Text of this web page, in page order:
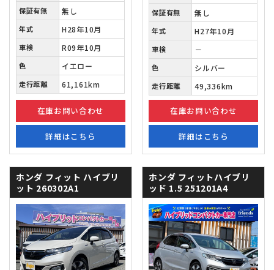
保証有無 無し
年式 H28年10月
車検 R09年10月
色 イエロー
走行距離 61,161km
在庫お問い合わせ
詳細はこちら
保証有無 無し
年式 H27年10月
車検 －
色 シルバー
走行距離 49,336km
在庫お問い合わせ
詳細はこちら
ホンダ フィット ハイブリ
ット 260302A1
ホンダ フィットハイブリ
ッド 1.5 251201A4